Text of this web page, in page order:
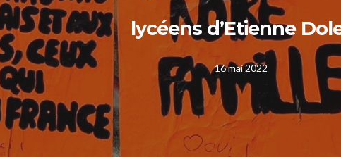
lycéens d’Etienne
16 mai 2022